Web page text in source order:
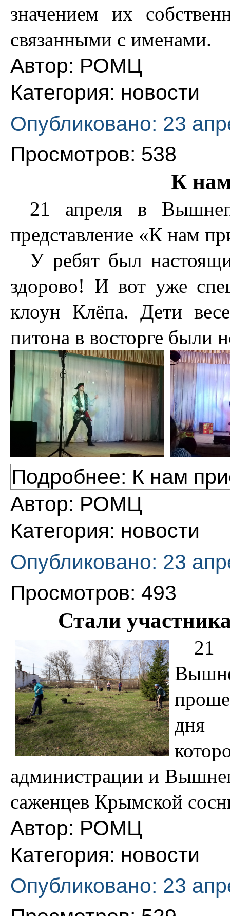
значением их
связанными с именами.
Автор: РОМЦ
Категория: новости
Опубликовано: 23
Просмотров: 538
К
21 апреля в
представление «К нам
У ребят был
здорово! И вот уже
клоун Клёпа. Дети
питона в восторге были
Подробнее: К нам
Автор: РОМЦ
Категория: новости
Опубликовано: 23
Просмотров: 493
Стали
21
дня
администрации и
саженцев Крымской
Автор: РОМЦ
Категория: новости
Опубликовано: 23